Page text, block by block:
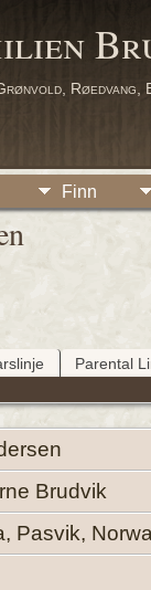
Røedvang,
Finn
Parental
Brudvik
Pasvik,